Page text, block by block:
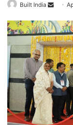
Built India
Send
email